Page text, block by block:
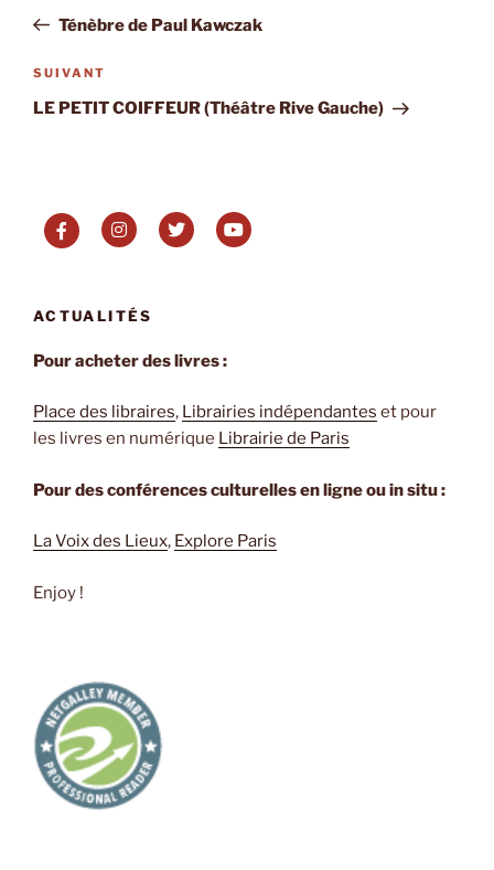
l’article
précédent
Ténèbre de Paul Kawczak
Article
suivant
SUIVANT
LE PETIT COIFFEUR (Théâtre Rive Gauche)
ACTUALITÉS
Pour acheter des livres :
Place des libraires, Librairies indépendantes et pour
les livres en numérique Librairie de Paris
Pour des conférences culturelles en ligne ou in situ :
La Voix des Lieux, Explore Paris
Enjoy !